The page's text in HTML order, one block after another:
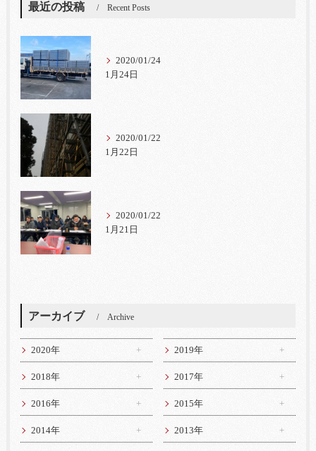
最近の投稿 Recent Posts
2020/01/24
1月24日
2020/01/22
1月22日
2020/01/22
1月21日
アーカイブ Archive
2020年 2019年
2018年 2017年
2016年 2015年
2014年 2013年